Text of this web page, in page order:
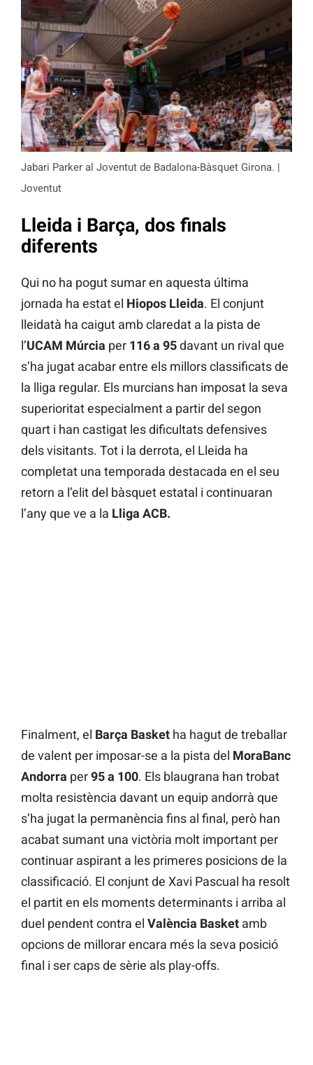
Jabari Parker al Joventut de Badalona-Bàsquet Girona. |
Joventut
Lleida i Barça, dos finals
diferents
Qui no ha pogut sumar en aquesta última
jornada ha estat el Hiopos Lleida. El conjunt
lleidatà ha caigut amb claredat a la pista de
l’UCAM Múrcia per 116 a 95davant un rival que
s’ha jugat acabar entre els millors classificats de
la lliga regular. Els murcians han imposat la seva
superioritat especialment a partir del segon
quart i han castigat les dificultats defensives
dels visitants. Tot i la derrota, el Lleida ha
completat una temporada destacada en el seu
retorn a l’elit del bàsquet estatal i continuaran
l’any que ve a la Lliga ACB.
Finalment, el Barça Basket ha hagut de treballar
de valent per imposar-se a la pista del MoraBanc
Andorra per95 a 100. Els blaugrana han trobat
molta resistència davant un equip andorrà que
s’ha jugat la permanència fins al final, però han
acabat sumant una victòria molt important per
continuar aspirant a les primeres posicions de la
classificació. El conjunt de Xavi Pascual ha resolt
el partit en els moments determinants i arriba al
duel pendent contra el València Basket amb
opcions de millorar encara més la seva posició
final i ser caps de sèrie als play-offs.